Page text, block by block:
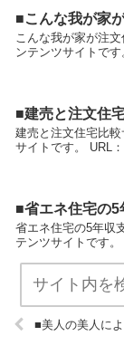
■こんな我が家
こんな我が家が注
ンテンツサイトです
■建売と注文住
建売と注文住宅比
サイトです。 URL：
■省エネ住宅の5
省エネ住宅の5年収
テンツサイトです。
■美人の美人に